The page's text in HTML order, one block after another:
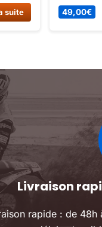
dirt
suite
radiateur
49,00€
Livraison
rapide : de 48h